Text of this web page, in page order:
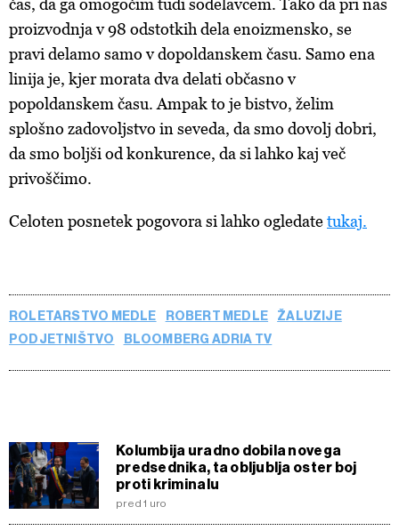
proizvodnja v 98 odstotkih dela enoizmensko, se
pravi delamo samo v dopoldanskem času. Samo ena
linija je, kjer morata dva delati občasno v
popoldanskem času. Ampak to je bistvo, želim
splošno zadovoljstvo in seveda, da smo dovolj dobri,
da smo boljši od konkurence, da si lahko kaj več
privoščimo.
Celoten posnetek pogovora si lahko ogledatetukaj.
ROLETARSTVO MEDLE ROBERT MEDLE
ŽALUZIJE
PODJETNIŠTVO
BLOOMBERG ADRIA TV
Kolumbija uradno dobila novega
predsednika, ta obljublja oster boj
proti kriminalu
pred 1 uro